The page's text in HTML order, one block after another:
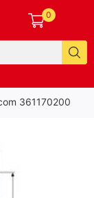
0
361170200